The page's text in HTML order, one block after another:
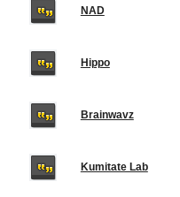
NAD
Hippo
Brainwavz
Kumitate Lab